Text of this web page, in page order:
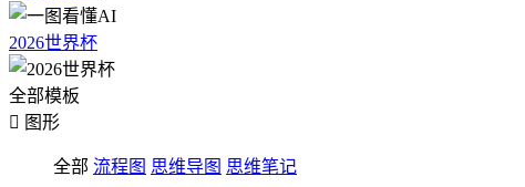
2026世界杯
全部模板
 图形
全部 流程图 思维导图 思维笔记